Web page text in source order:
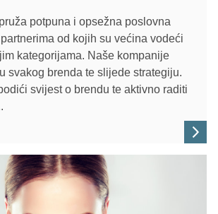
potpuna i opsežna poslovna
od kojih su većina vodeći
kategorijama. Naše kompanije
svakog brenda te slijede strategiju.
svijest o brendu te aktivno raditi